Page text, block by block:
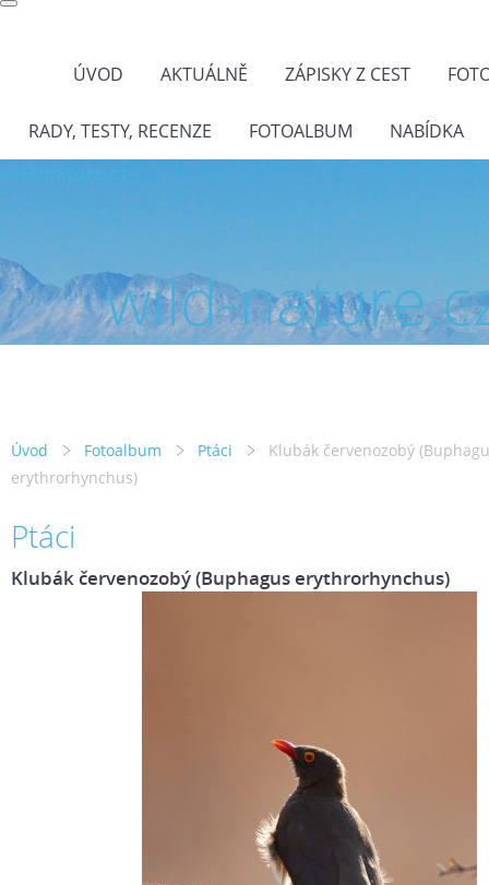
ÚVOD AKTUÁLNĚ ZÁPISKY Z CEST
RADY, TESTY, RECENZE FOTOALBUM NABÍDKA
wild-
Úvod Fotoalbum Ptáci
Klubák červenozobý
erythrorhynchus)
Ptáci
Klubák červenozobý (Buphagus erythrorhynchus)